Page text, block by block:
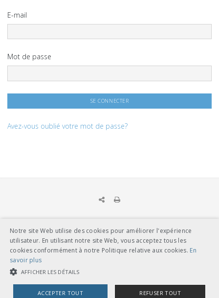
E-mail
Mot de passe
Avez-vous oublié votre mot de passe?
UNION DES TRANSPORTS PUBLICS
Dählhölzliweg 12
Tél. en contact direct avec l’équipe de l’UTP
info@utp.ch
Plan d'accès
Notre site Web utilise des cookies pour améliorer l'expérience
utilisateur. En utilisant notre site Web, vous acceptez tous les
cookies conformément à notre Politique relative aux cookies. En
savoir plus
AFFICHER LES DÉTAILS
ACCEPTER TOUT REFUSER TOUT